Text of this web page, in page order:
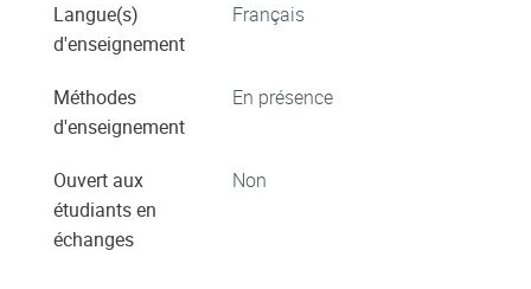
Langue(s)
d'enseignement
Français
Méthodes
d'enseignement
En présence
Ouvert aux
étudiants en
échanges
Non